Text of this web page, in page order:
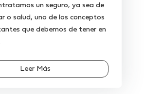
un seguro, ya sea de
o salud, uno de los conceptos
que debemos de tener en
Leer Más